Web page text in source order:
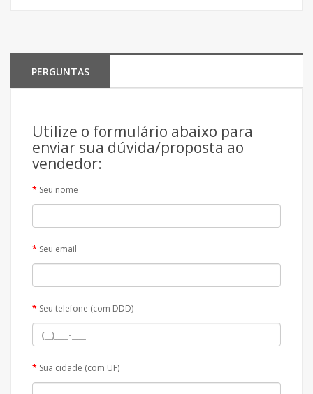
PERGUNTAS
Utilize o formulário abaixo para
enviar sua dúvida/proposta ao
vendedor:
Seu nome
Seu email
Seu telefone (com DDD)
Sua cidade (com UF)